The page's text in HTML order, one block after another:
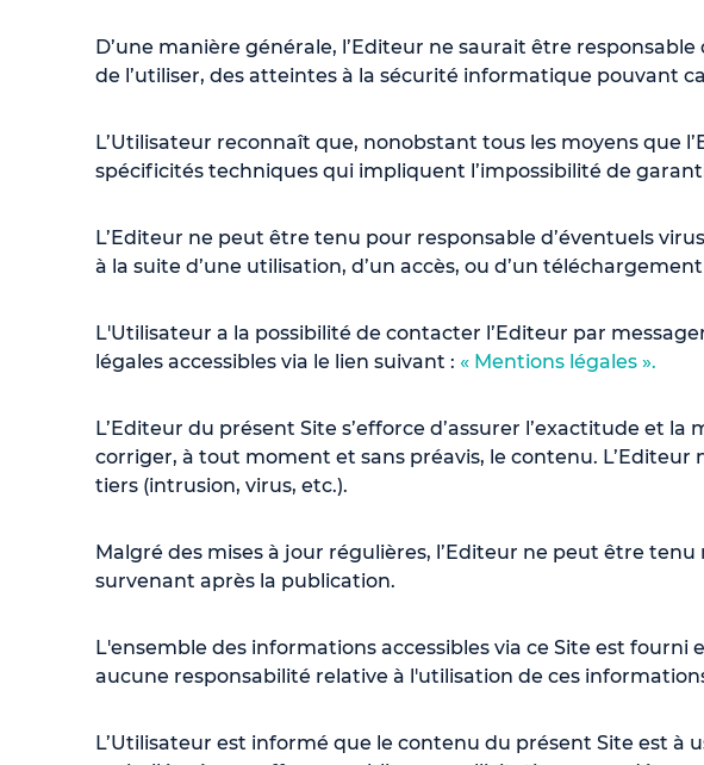
D’une manière générale, l’Editeur ne saurait être
de l’utiliser, des atteintes à la sécurité informatique pouvant
L’Utilisateur reconnaît que, nonobstant tous les moyens que
spécificités techniques qui impliquent l’impossibilité de
L’Editeur ne peut être tenu pour responsable d’éventuels
à la suite d’une utilisation, d’un accès, ou d’un
L'Utilisateur a la possibilité de contacter l’Editeur par
légales accessibles via le lien suivant : « Mentions légales ».
L’Editeur du présent Site s’efforce d’assurer l’exactitude et
corriger, à tout moment et sans préavis, le contenu.
tiers (intrusion, virus, etc.).
Malgré des mises à jour régulières, l’Editeur ne peut être
survenant après la publication.
L'ensemble des informations accessibles via ce Site est
aucune responsabilité relative à l'utilisation de ces
L’Utilisateur est informé que le contenu du présent Site est